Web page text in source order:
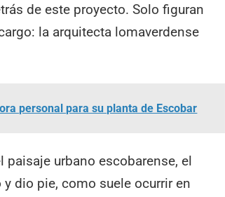
de este proyecto. Solo figuran
la arquitecta lomaverdense
personal para su planta de Escobar
urbano escobarense, el
dio pie, como suele ocurrir en